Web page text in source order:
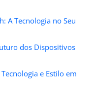
A Tecnologia no Seu
dos Dispositivos
e Estilo em